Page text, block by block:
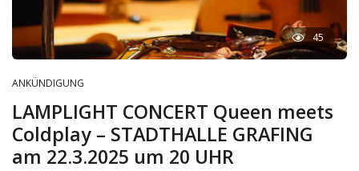
45
ANKÜNDIGUNG
LAMPLIGHT CONCERT Queen meets
Coldplay – STADTHALLE GRAFING
am 22.3.2025 um 20 UHR